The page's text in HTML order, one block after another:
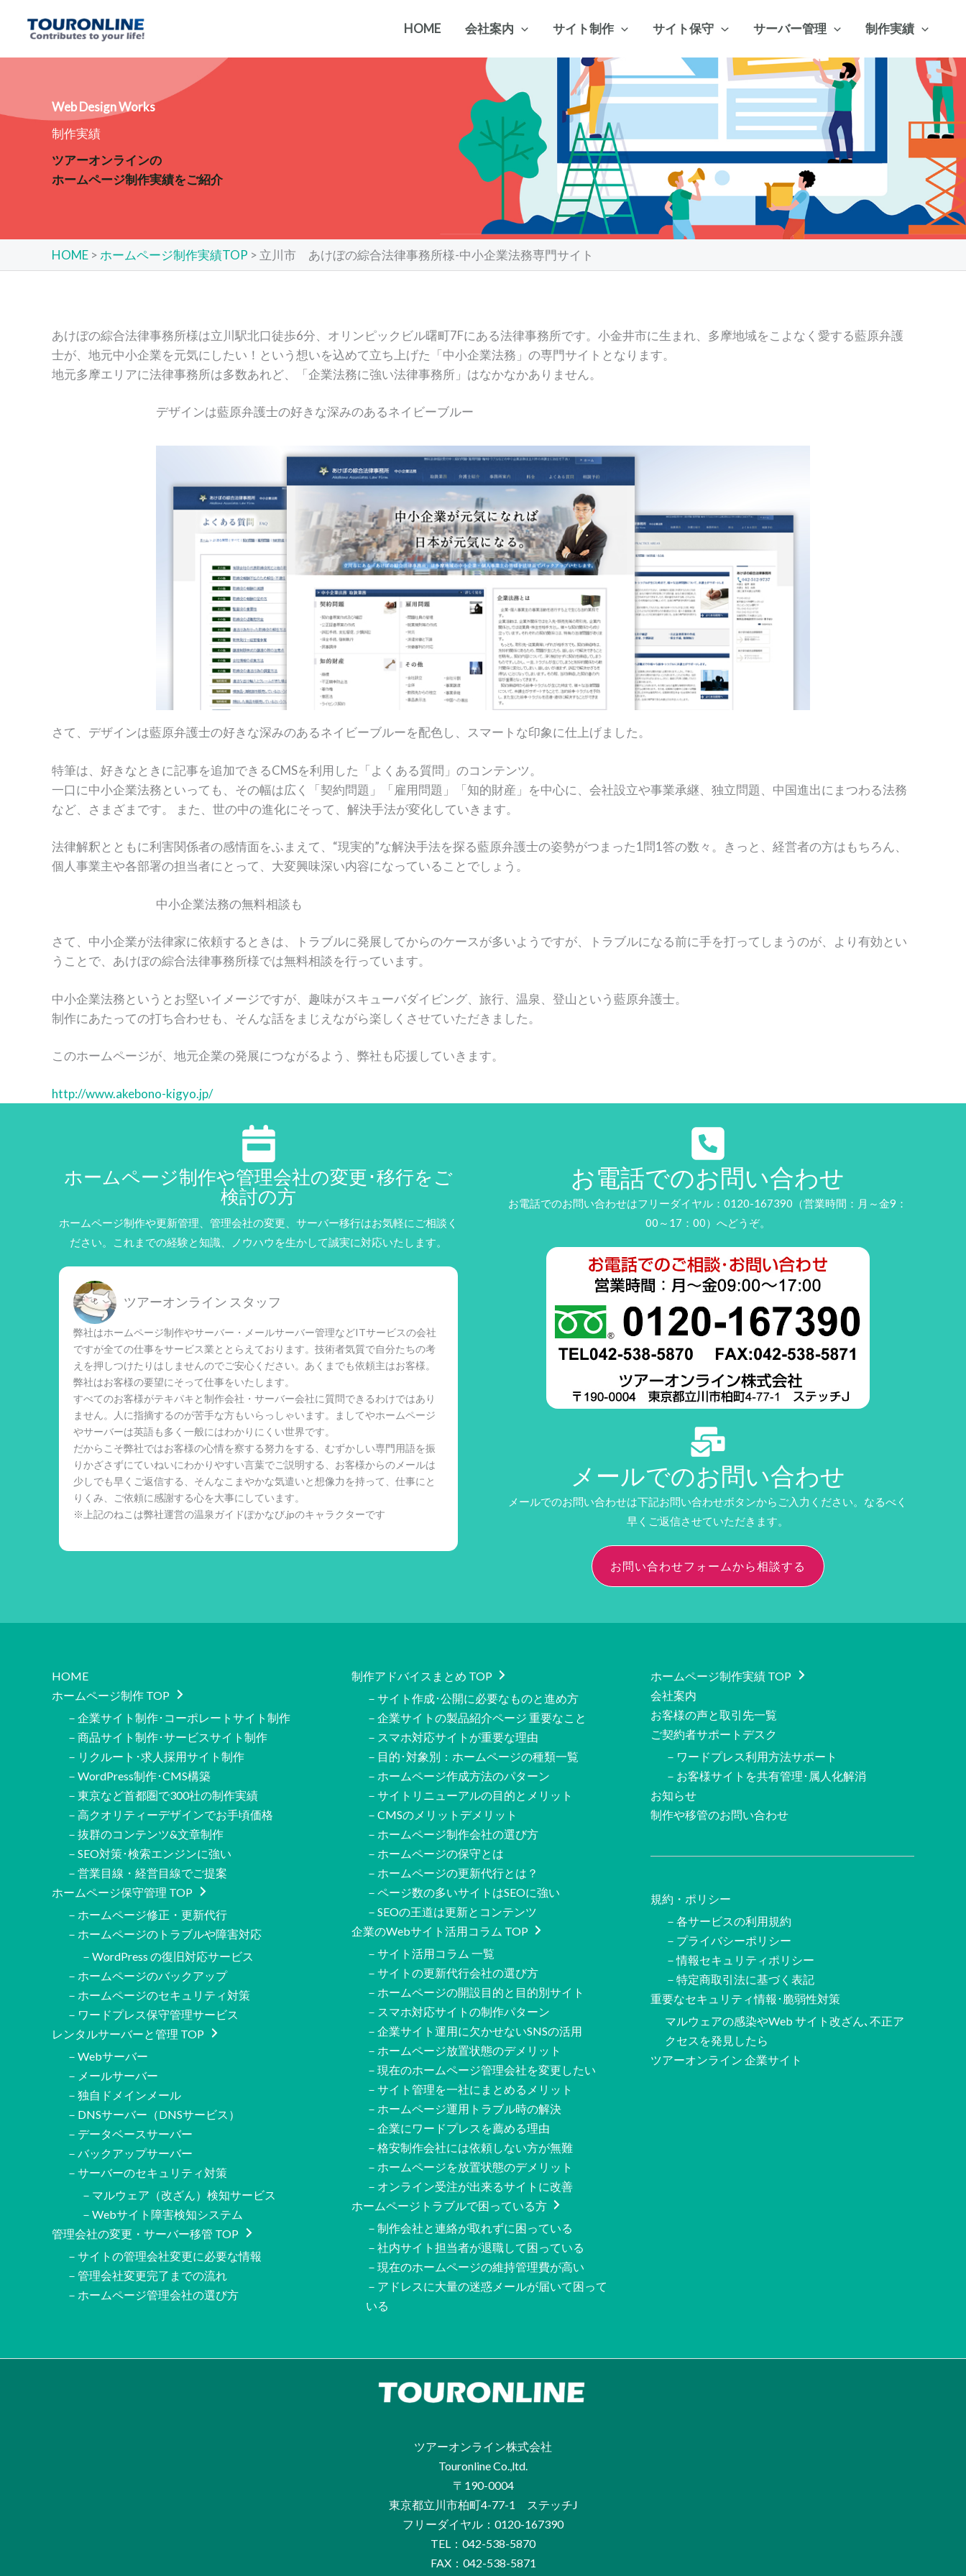
HOME 会社案内 サイト制作 サイト保守 サーバー管理 制作実績
Web Design Works
制作実績
ツアーオンラインの
ホームページ制作実績をご紹介
HOME > ホームページ制作実績TOP > 立川市 あけぼの綜合法律事務所様-中小企業法務専門サイト
あけぼの綜合法律事務所様は立川駅北口徒歩6分、オリンピックビル曙町7Fにある法律事務所です。小金井市に生まれ、多摩地域をこよなく愛する藍原弁護
士が、地元中小企業を元気にしたい！という想いを込めて立ち上げた「中小企業法務」の専門サイトとなります。
地元多摩エリアに法律事務所は多数あれど、「企業法務に強い法律事務所」はなかなかありません。
デザインは藍原弁護士の好きな深みのあるネイビーブルー
さて、デザインは藍原弁護士の好きな深みのあるネイビーブルーを配色し、スマートな印象に仕上げました。
特筆は、好きなときに記事を追加できるCMSを利用した「よくある質問」のコンテンツ。
一口に中小企業法務といっても、その幅は広く「契約問題」「雇用問題」「知的財産」を中心に、会社設立や事業承継、独立問題、中国進出にまつわる法務
など、さまざまです。 また、世の中の進化にそって、解決手法が変化していきます。
法律解釈とともに利害関係者の感情面をふまえて、“現実的”な解決手法を探る藍原弁護士の姿勢がつまった1問1答の数々。きっと、経営者の方はもちろん、
個人事業主や各部署の担当者にとって、大変興味深い内容になっていることでしょう。
中小企業法務の無料相談も
さて、中小企業が法律家に依頼するときは、トラブルに発展してからのケースが多いようですが、トラブルになる前に手を打ってしまうのが、より有効とい
うことで、あけぼの綜合法律事務所様では無料相談を行っています。
中小企業法務というとお堅いイメージですが、趣味がスキューバダイビング、旅行、温泉、登山という藍原弁護士。
制作にあたっての打ち合わせも、そんな話をまじえながら楽しくさせていただきました。
このホームページが、地元企業の発展につながるよう、弊社も応援していきます。
http://www.akebono-kigyo.jp/
ホームページ制作や管理会社の変更･移行をご
検討の方
ホームページ制作や更新管理、管理会社の変更、サーバー移行はお気軽にご相談く
ださい。これまでの経験と知識、ノウハウを生かして誠実に対応いたします。
ツアーオンライン スタッフ
弊社はホームページ制作やサーバー・メールサーバー管理などITサービスの会社
ですが全ての仕事をサービス業ととらえております。技術者気質で自分たちの考
えを押しつけたりはしませんのでご安心ください。あくまでも依頼主はお客様。
弊社はお客様の要望にそって仕事をいたします。
すべてのお客様がテキパキと制作会社・サーバー会社に質問できるわけではあり
ません。人に指摘するのが苦手な方もいらっしゃいます。ましてやホームページ
やサーバーは英語も多く一般にはわかりにくい世界です。
だからこそ弊社ではお客様の心情を察する努力をする、むずかしい専門用語を振
りかざさずにていねいにわかりやすい言葉でご説明する、お客様からのメールは
少しでも早くご返信する、そんなこまやかな気遣いと想像力を持って、仕事にと
りくみ、ご依頼に感謝する心を大事にしています。
※上記のねこは弊社運営の温泉ガイドぽかなび.jpのキャラクターです
お電話でのお問い合わせ
お電話でのお問い合わせはフリーダイヤル：0120-167390（営業時間：月～金9：
00～17：00）へどうぞ。
メールでのお問い合わせ
メールでのお問い合わせは下記お問い合わせボタンからご入力ください。なるべく
早くご返信させていただきます。
お問い合わせフォームから相談する
HOME
ホームページ制作 TOP
－企業サイト制作･コーポレートサイト制作
－商品サイト制作･サービスサイト制作
－リクルート･求人採用サイト制作
－WordPress制作･CMS構築
－東京など首都圏で300社の制作実績
－高クオリティーデザインでお手頃価格
－抜群のコンテンツ&文章制作
－SEO対策･検索エンジンに強い
－営業目線・経営目線でご提案
ホームページ保守管理 TOP
－ホームページ修正・更新代行
－ホームページのトラブルや障害対応
－WordPress の復旧対応サービス
－ホームページのバックアップ
－ホームページのセキュリティ対策
－ワードプレス保守管理サービス
レンタルサーバーと管理 TOP
－Webサーバー
－メールサーバー
－独自ドメインメール
－DNSサーバー（DNSサービス）
－データベースサーバー
－バックアップサーバー
－サーバーのセキュリティ対策
－マルウェア（改ざん）検知サービス
－Webサイト障害検知システム
管理会社の変更・サーバー移管 TOP
－サイトの管理会社変更に必要な情報
－管理会社変更完了までの流れ
－ホームページ管理会社の選び方
制作アドバイスまとめ TOP
－サイト作成･公開に必要なものと進め方
－企業サイトの製品紹介ページ 重要なこと
－スマホ対応サイトが重要な理由
－目的･対象別：ホームページの種類一覧
－ホームページ作成方法のパターン
－サイトリニューアルの目的とメリット
－CMSのメリットデメリット
－ホームページ制作会社の選び方
－ホームページの保守とは
－ホームページの更新代行とは？
－ページ数の多いサイトはSEOに強い
－SEOの王道は更新とコンテンツ
企業のWebサイト活用コラム TOP
－サイト活用コラム 一覧
－サイトの更新代行会社の選び方
－ホームページの開設目的と目的別サイト
－スマホ対応サイトの制作パターン
－企業サイト運用に欠かせないSNSの活用
－ホームページ放置状態のデメリット
－現在のホームページ管理会社を変更したい
－サイト管理を一社にまとめるメリット
－ホームページ運用トラブル時の解決
－企業にワードプレスを薦める理由
－格安制作会社には依頼しない方が無難
－ホームページを放置状態のデメリット
－オンライン受注が出来るサイトに改善
ホームページトラブルで困っている方
－制作会社と連絡が取れずに困っている
－社内サイト担当者が退職して困っている
－現在のホームページの維持管理費が高い
－アドレスに大量の迷惑メールが届いて困って
いる
ホームページ制作実績 TOP
会社案内
お客様の声と取引先一覧
ご契約者サポートデスク
－ワードプレス利用方法サポート
－お客様サイトを共有管理･属人化解消
お知らせ
制作や移管のお問い合わせ
規約・ポリシー
－各サービスの利用規約
－プライバシーポリシー
－情報セキュリティポリシー
－特定商取引法に基づく表記
重要なセキュリティ情報･脆弱性対策
マルウェアの感染やWeb サイト改ざん､不正ア
クセスを発見したら
ツアーオンライン 企業サイト
ツアーオンライン株式会社
Touronline Co.,ltd.
〒190-0004
東京都立川市柏町4-77-1 ステッチJ
フリーダイヤル：0120-167390
TEL：042-538-5870
FAX：042-538-5871